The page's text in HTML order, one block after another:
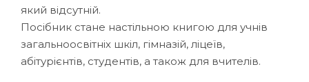
який відсутній.
Посібник стане настільною книгою для учнів
загальноосвітніх шкіл, гімназій, ліцеїв,
абітурієнтів, студентів, а також для вчителів.